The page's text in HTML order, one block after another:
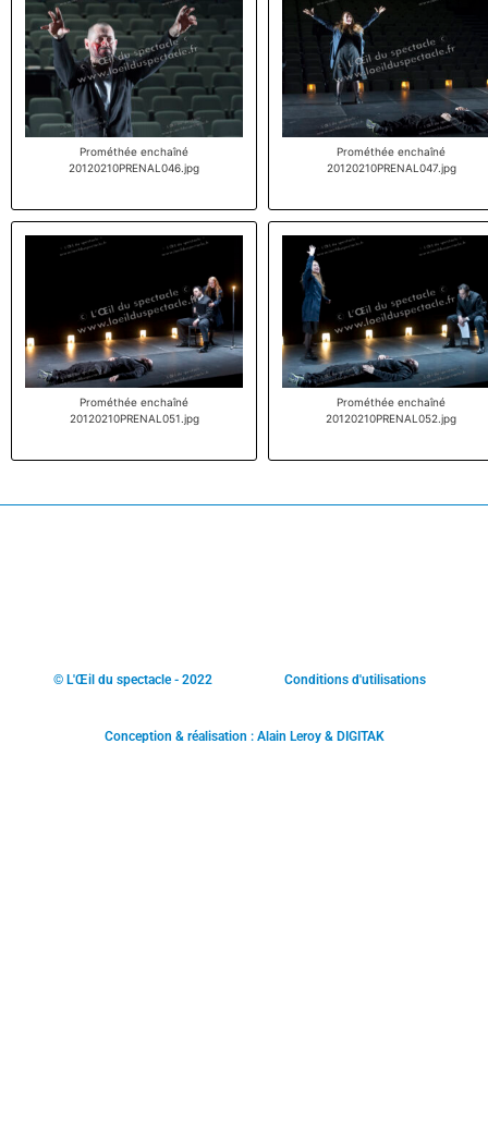
Prométhée enchaîné
20120210PRENAL046.jpg
Prométhée enchaîné
20120210PRENAL047.jpg
Prométhée enchaîné
20120210PRENAL051.jpg
Prométhée enchaîné
20120210PRENAL052.jpg
© L'Œil du spectacle - 2022 Conditions d'utilisations
Conception & réalisation : Alain Leroy & DIGITAK